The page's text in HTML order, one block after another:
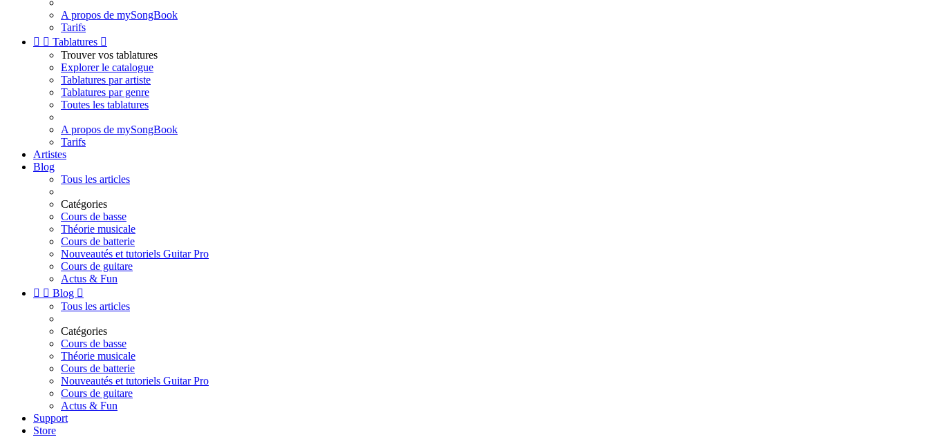
A propos de mySongBook
Tarifs
  Tablatures 
Trouver vos tablatures
Explorer le catalogue
Tablatures par artiste
Tablatures par genre
Toutes les tablatures
A propos de mySongBook
Tarifs
Artistes
Blog
Tous les articles
Catégories
Cours de basse
Théorie musicale
Cours de batterie
Nouveautés et tutoriels Guitar Pro
Cours de guitare
Actus & Fun
  Blog 
Tous les articles
Catégories
Cours de basse
Théorie musicale
Cours de batterie
Nouveautés et tutoriels Guitar Pro
Cours de guitare
Actus & Fun
Support
Store